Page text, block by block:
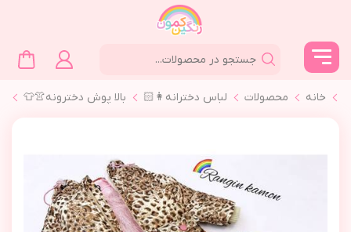
خانه محصولات لباس دخترانه👩🏻 بالا پوش دخترونه👚👕